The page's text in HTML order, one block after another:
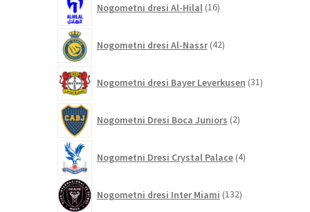
Nogometni dresi Al-Hilal 16izdelkov
Nogometni dresi Al-Nassr 42izdelkov
Nogometni dresi Bayer Leverkusen 31izdelkov
Nogometni Dresi Boca Juniors 2izdelka
Nogometni Dresi Crystal Palace 4izdelki
Nogometni dresi Inter Miami 132izdelkov